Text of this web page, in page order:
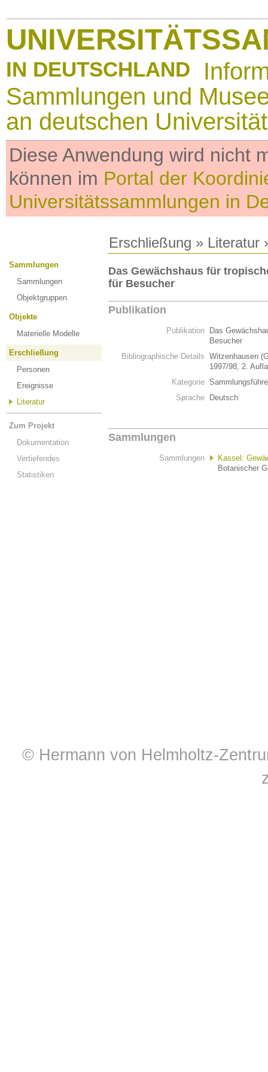
IN DEUTSCHLAND
Sammlungen und
an deutschen
Diese Anwendung wird nicht
können im Portal der
Universitätssammlungen in
Erschließung » Literatur
Sammlungen
Sammlungen
Objektgruppen
Objekte
Materielle Modelle
Erschließung
Personen
Ereignisse
Literatur
Zum Projekt
Dokumentation
Vertiefendes
Statistiken
Das Gewächshaus für
für Besucher
Publikation
Publikation
Das
Besucher
Bibliographische Details Witzenhausen
1997/98, 2.
Kategorie
Sprache
Deutsch
Sammlungen
Sammlungen
Kassel:
Botanischer
© Hermann von Helmholtz-